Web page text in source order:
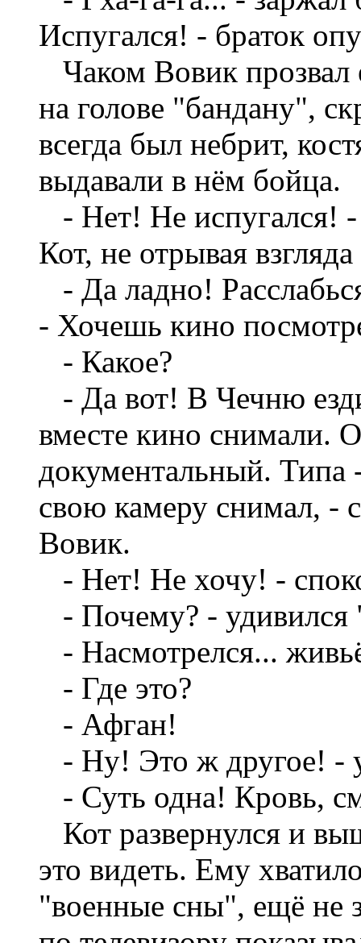
Испугался! - браток
Чаком Вовик прозвал
на голове "бандану",
всегда был небрит,
выдавали в нём бойца.
- Нет! Не испугался! -
Кот, не отрывая
- Да ладно!
- Хочешь кино
- Какое?
- Да вот! В Чечню
вместе кино снимали.
документальный. Типа
свою камеру снимал, -
Вовик.
- Нет! Не хочу! -
- Почему? - удивился
- Насмотрелся...
- Где это?
- Афган!
- Ну! Это ж другое! -
- Суть одна! Кровь,
Кот развернулся и
это видеть. Ему
"военные сны", ещё не